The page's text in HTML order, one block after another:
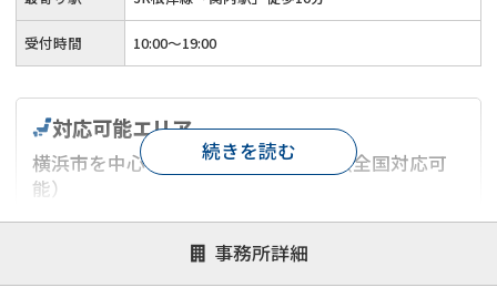
受付時間 10:00～19:00
事務所詳細
対応可能エリア
横浜市を中心とした神奈川県エリア（全国対応可
能）
オンライン面談可能
決済までが早い
1億円以上の買取可
業歴10年以上
続きを読む